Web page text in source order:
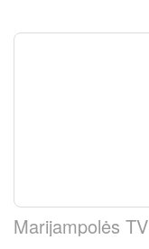
Marijampolės TV